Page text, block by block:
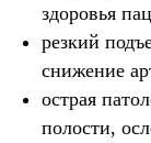
здоровья
резкий
снижение
острая
полости,